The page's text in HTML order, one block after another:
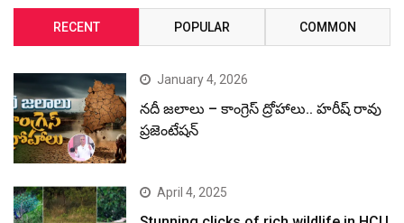
RECENT POPULAR COMMON
January 4, 2026
నదీ జలాలు – కాంగ్రెస్ ద్రోహాలు.. హరీష్ రావు
ప్రజెంటేషన్
April 4, 2025